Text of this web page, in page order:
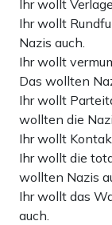
Ihr wollt
Ihr wollt
Nazis auch.
Ihr wollt
Das wollten
Ihr wollt
wollten die
Ihr wollt
Ihr wollt die
wollten Nazis
Ihr wollt das
auch.